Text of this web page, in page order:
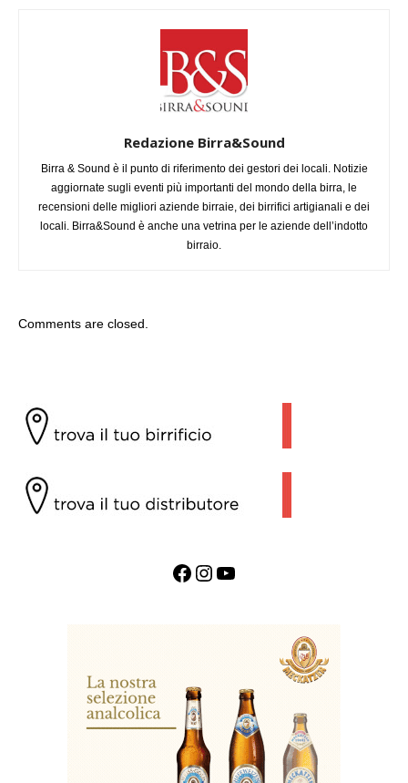
Redazione Birra&Sound
Birra & Sound è il punto di riferimento dei gestori dei locali. Notizie
aggiornate sugli eventi più importanti del mondo della birra, le
recensioni delle migliori aziende birraie, dei birrifici artigianali e dei
locali. Birra&Sound è anche una vetrina per le aziende dell’indotto
birraio.
Comments are closed.
Facebook InstagramYouTube